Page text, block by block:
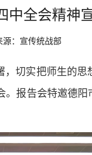
中全会精神
源：宣传统战部
切实把师生的思
报告会特邀德